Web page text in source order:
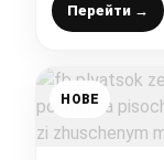
Перейти →
НОВЕ